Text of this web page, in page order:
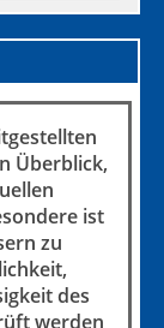
Überblick,
ist
zu
des
werden